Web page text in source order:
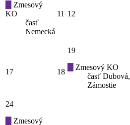
Zmesový
KO
časť
Nemecká
11 12
17 18
19
Zmesový KO
časť Dubová,
Zámostie
24
Zmesový